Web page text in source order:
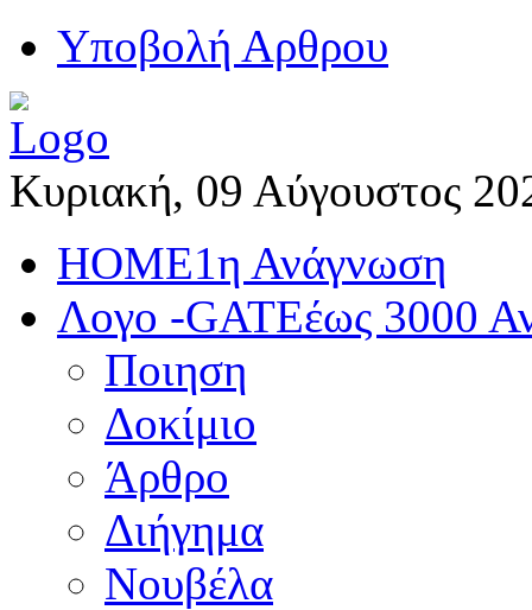
Yποβολή Αρθρου
Κυριακή, 09 Αύγουστος
HOME1η Ανάγνωση
Λογο -GATEέως 3000
Ποιηση
Δοκίμιο
Άρθρο
Διήγημα
Νουβέλα